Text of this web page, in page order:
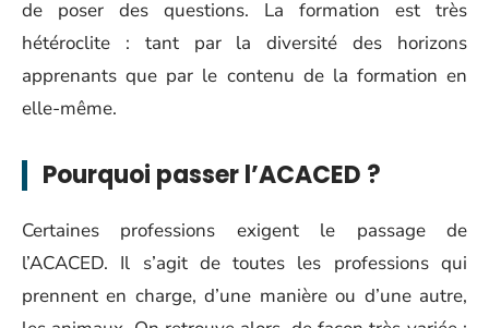
de poser des questions. La formation est très
hétéroclite : tant par la diversité des horizons
apprenants que par le contenu de la formation en
elle-même.
Pourquoi passer l’ACACED ?
Certaines professions exigent le passage de
l’ACACED. Il s’agit de toutes les professions qui
prennent en charge, d’une manière ou d’une autre,